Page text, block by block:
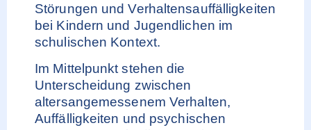
Störungen und Verhaltensauffälligkeiten
bei Kindern und Jugendlichen im
schulischen Kontext.
Im Mittelpunkt stehen die
Unterscheidung zwischen
altersangemessenem Verhalten,
Auffälligkeiten und psychischen